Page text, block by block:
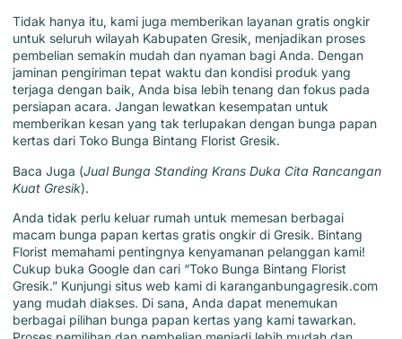
Tidak hanya itu, kami juga memberikan layanan gratis ongkir
untuk seluruh wilayah Kabupaten Gresik, menjadikan proses
pembelian semakin mudah dan nyaman bagi Anda. Dengan
jaminan pengiriman tepat waktu dan kondisi produk yang
terjaga dengan baik, Anda bisa lebih tenang dan fokus pada
persiapan acara. Jangan lewatkan kesempatan untuk
memberikan kesan yang tak terlupakan dengan bunga papan
kertas dari Toko Bunga Bintang Florist Gresik.
Baca Juga (Jual Bunga Standing Krans Duka Cita Rancangan
Kuat Gresik).
Anda tidak perlu keluar rumah untuk memesan berbagai
macam bunga papan kertas gratis ongkir di Gresik. Bintang
Florist memahami pentingnya kenyamanan pelanggan kami!
Cukup buka Google dan cari “Toko Bunga Bintang Florist
Gresik.” Kunjungi situs web kami di karanganbungagresik.com
yang mudah diakses. Di sana, Anda dapat menemukan
berbagai pilihan bunga papan kertas yang kami tawarkan.